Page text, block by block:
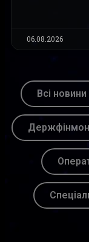
06.08.2026
Всі новини